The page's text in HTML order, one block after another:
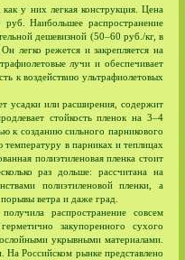
у них легкая конструкция. Цена
руб. Наибольшее распространение
дешевизной (50–60 руб./кг, в
легко режется и закрепляется на
лучи и обеспечивает
к воздействию ультрафиолетовых
усадки или расширения, содержит
стойкость пленок на 3–4
к созданию сильного парникового
температуру в парниках и теплицах
полиэтиленовая пленка стоит
раз дольше: рассчитана на
полиэтиленовой пленки, а
ветра и даже град.
распространение совсем
закупоренного сухого
укрывными материалами.
На Российском рынке представлено